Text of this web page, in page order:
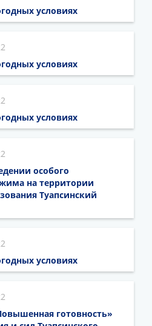
условиях
условиях
условиях
особого
на территории
Туапсинский
условиях
готовность»